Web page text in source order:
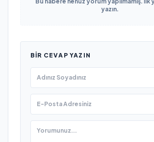
yazın.
BIR CEVAP YAZIN